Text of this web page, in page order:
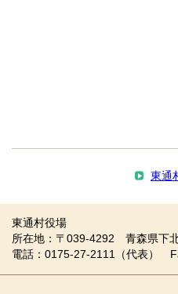
東通
東通村役場
所在地：〒039-4292 青森県下
電話：0175-27-2111（代表）